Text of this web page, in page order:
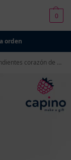
0
orden
corazón de plata Susanna